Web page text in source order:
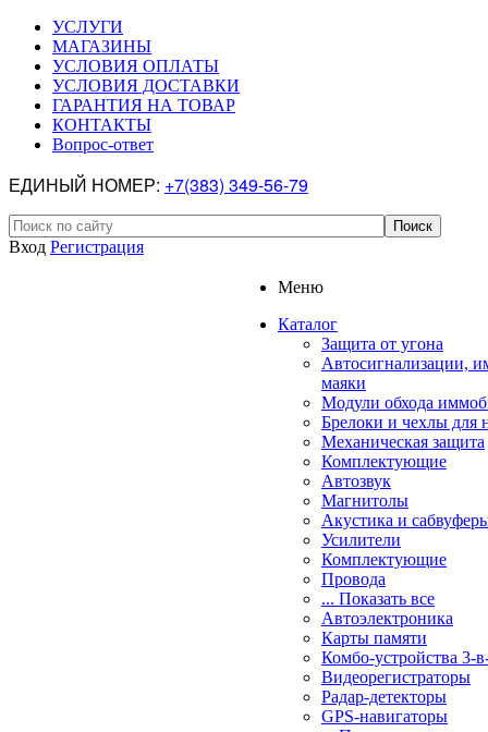
УСЛУГИ
МАГАЗИНЫ
УСЛОВИЯ ОПЛАТЫ
УСЛОВИЯ ДОСТАВКИ
ГАРАНТИЯ НА ТОВАР
КОНТАКТЫ
Вопрос-ответ
ЕДИНЫЙ НОМЕР: +7(383) 349-56-79
Вход Регистрация
Меню
Каталог
Защита от угона
Автосигнализации,
маяки
Модули обхода
Брелоки и чехлы для
Механическая защита
Комплектующие
Автозвук
Магнитолы
Акустика и
Усилители
Комплектующие
Провода
... Показать все
Автоэлектроника
Карты памяти
Комбо-устройства 3-
Видеорегистраторы
Радар-детекторы
GPS-навигаторы